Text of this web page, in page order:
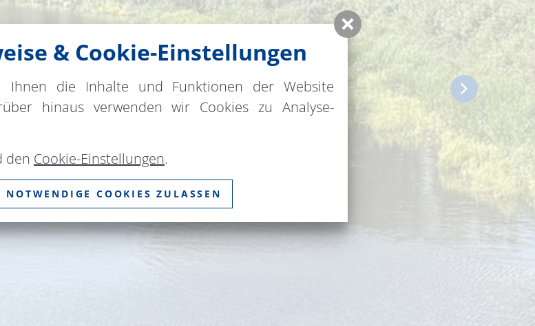
& Cookie-Einstellungen
Ihnen die Inhalte und Funktionen der Website
hinaus verwenden wir Cookies zu Analyse-
den Cookie-Einstellungen.
NOTWENDIGE COOKIES ZULASSEN